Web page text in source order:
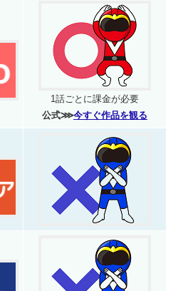
1話ごとに課金が必要
公式⋙今すぐ作品を観る